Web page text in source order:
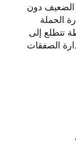
الضعيف دون
الحملة
تتطلع إلى
الصفقات